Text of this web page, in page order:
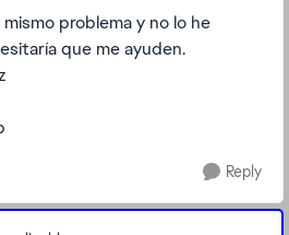
problema y no lo he
que me ayuden.
Reply